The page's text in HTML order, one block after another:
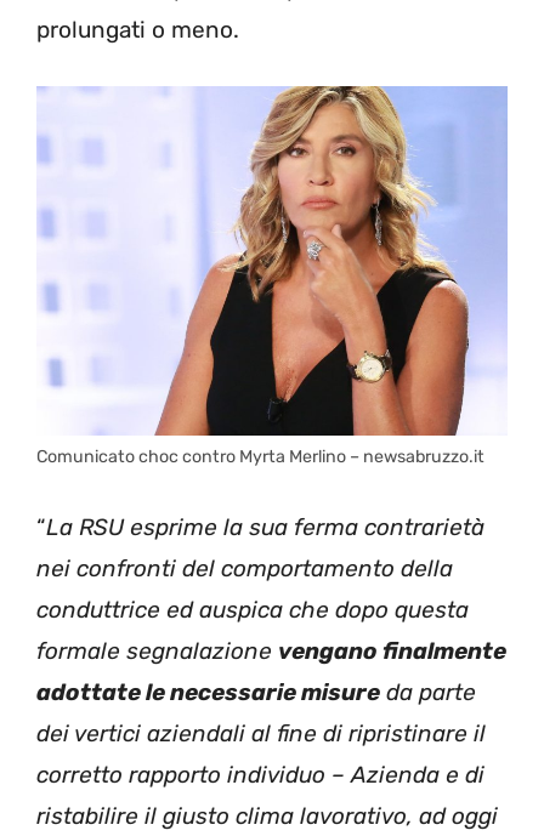
prolungati o meno.
Comunicato choc contro Myrta Merlino – newsabruzzo.it
“La RSU esprime la sua ferma contrarietà
nei confronti del comportamento della
conduttrice ed auspica che dopo questa
formale segnalazione vengano finalmente
adottate le necessarie misure da parte
dei vertici aziendali al fine di ripristinare il
corretto rapporto individuo – Azienda e di
ristabilire il giusto clima lavorativo, ad oggi